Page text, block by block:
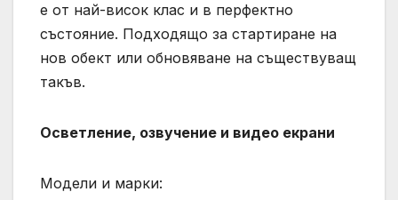
е от най-висок клас и в перфектно
състояние. Подходящо за стартиране на
нов обект или обновяване на съществуващ
такъв.
Осветление, озвучение и видео екрани
Модели и марки: